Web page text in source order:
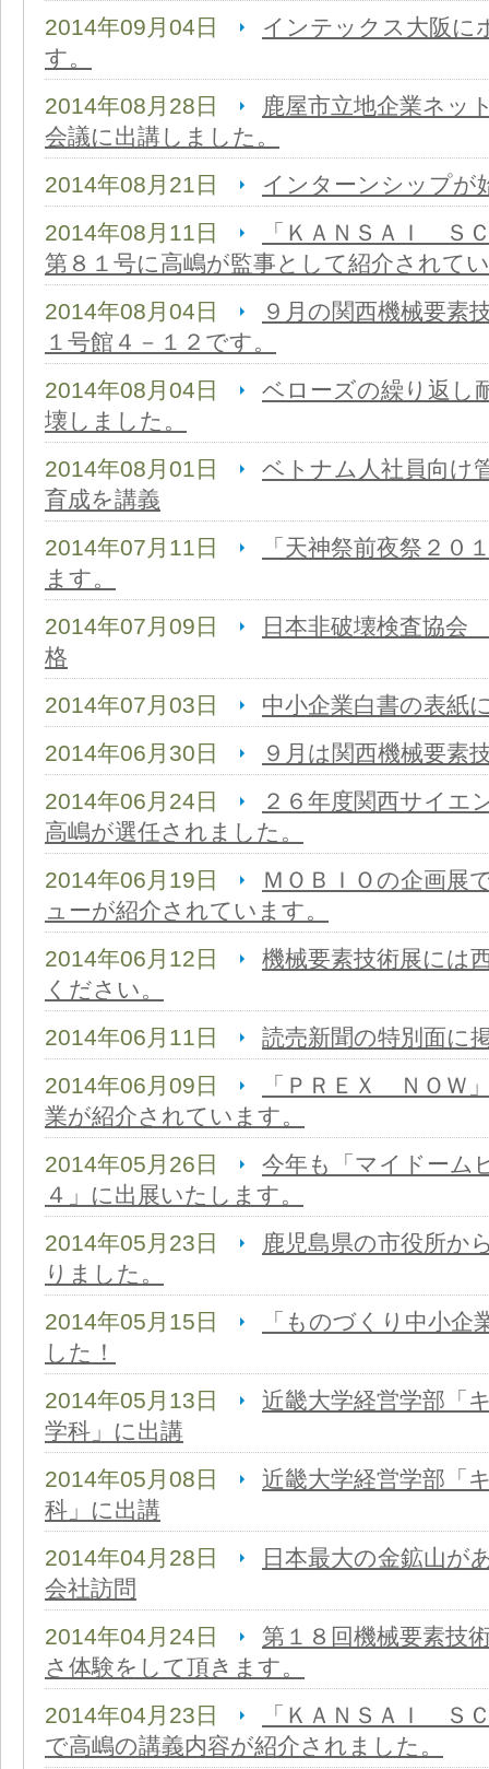
2014年09月04日
インテックス大阪に
す。
2014年08月28日
鹿屋市立地企業ネッ
会議に出講しました。
2014年08月21日
インターンシップが
2014年08月11日
「ＫＡＮＳＡＩ Ｓ
第８１号に高嶋が監事として紹介されて
2014年08月04日
９月の関西機械要素
１号館４－１２です。
2014年08月04日
ベローズの繰り返し
壊しました。
2014年08月01日
ベトナム人社員向け
育成を講義
2014年07月11日
「天神祭前夜祭２０
ます。
2014年07月09日
日本非破壊検査協会
格
2014年07月03日
中小企業白書の表紙
2014年06月30日
９月は関西機械要素
2014年06月24日
２６年度関西サイエ
高嶋が選任されました。
2014年06月19日
ＭＯＢＩＯの企画展
ューが紹介されています。
2014年06月12日
機械要素技術展には
ください。
2014年06月11日
読売新聞の特別面に
2014年06月09日
「ＰＲＥＸ ＮＯＷ
業が紹介されています。
2014年05月26日
今年も「マイドーム
４」に出展いたします。
2014年05月23日
鹿児島県の市役所か
りました。
2014年05月15日
「ものづくり中小企
した！
2014年05月13日
近畿大学経営学部「
学科」に出講
2014年05月08日
近畿大学経営学部「
科」に出講
2014年04月28日
日本最大の金鉱山が
会社訪問
2014年04月24日
第１８回機械要素技
さ体験をして頂きます。
2014年04月23日
「ＫＡＮＳＡＩ Ｓ
で高嶋の講義内容が紹介されました。